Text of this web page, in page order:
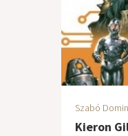
Szabó
Kieron